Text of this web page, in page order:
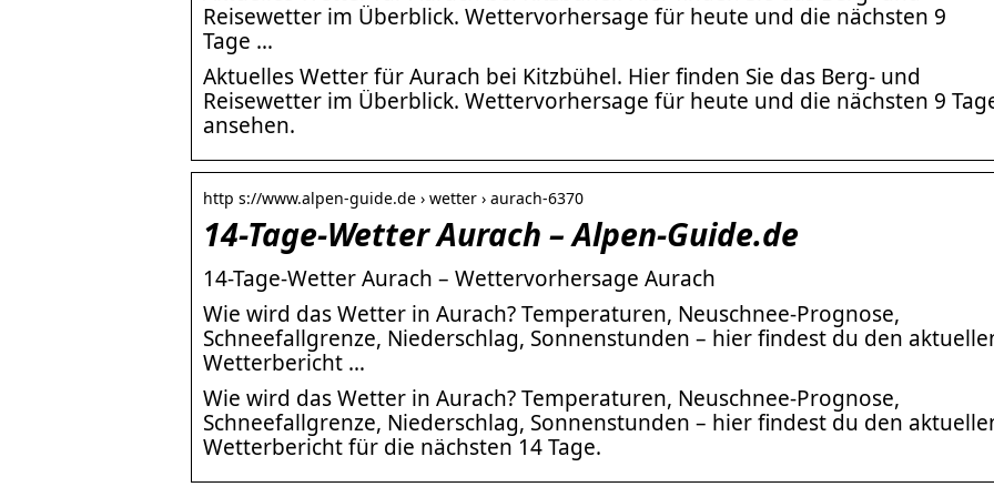
Reisewetter im Überblick. Wettervorhersage für heute und die nächsten 9
Tage …
Aktuelles Wetter für Aurach bei Kitzbühel. Hier finden Sie das Berg- und
Reisewetter im Überblick. Wettervorhersage für heute und die nächsten 9
ansehen.
http s://www.alpen-guide.de › wetter › aurach-6370
14-Tage-Wetter Aurach – Alpen-Guide.de
14-Tage-Wetter Aurach – Wettervorhersage Aurach
Wie wird das Wetter in Aurach? Temperaturen, Neuschnee-Prognose,
Schneefallgrenze, Niederschlag, Sonnenstunden – hier findest du den
Wetterbericht …
Wie wird das Wetter in Aurach? Temperaturen, Neuschnee-Prognose,
Schneefallgrenze, Niederschlag, Sonnenstunden – hier findest du den
Wetterbericht für die nächsten 14 Tage.